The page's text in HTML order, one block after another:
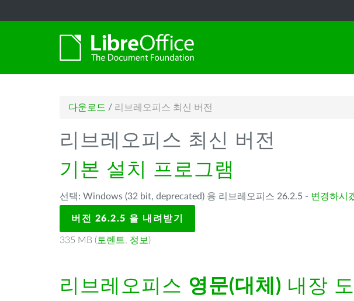
다운로드 / 리브레오피스 최신 버전
리브레오피스 최신 버전
기본 설치 프로그램
선택: Windows (32 bit, deprecated) 용 리브레오피스 26.2.5 - 변경하시
버전 26.2.5 을 내려받기
335 MB ( 토렌트, 정보 )
리브레오피스 영문(대체) 내장